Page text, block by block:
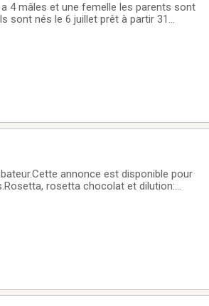
4 mâles et une femelle les parents sont
sont nés le 6 juillet prêt à partir 31
annonce est disponible pour
rosetta chocolat et dilution: